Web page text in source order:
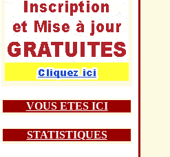
VOUS ETES ICI
STATISTIQUES